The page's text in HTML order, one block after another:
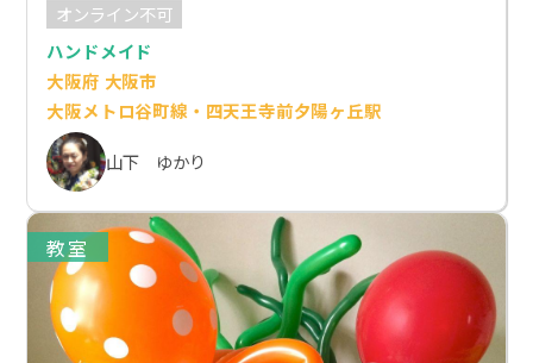
オンライン不可
ハンドメイド
大阪府 大阪市
大阪メトロ谷町線・四天王寺前夕陽ヶ丘駅
山下 ゆかり
教室